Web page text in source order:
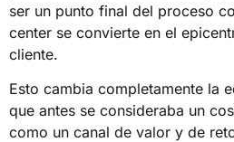
ser un punto final del proceso
center se convierte en el
cliente.
Esto cambia completamente la
que antes se consideraba un
como un canal de valor y de